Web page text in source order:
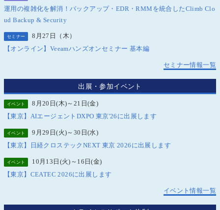
運用の複雑化を解消！バックアップ・EDR・RMMを統合したClimb Clo
ud Backup & Security
セミナー
8月27日（木）
【オンライン】Veeamハンズオンセミナー 基本編
セミナー情報一覧
出展・参加イベント
イベント
8月20日(木)～21日(金)
【東京】AIエージェントDXPO 東京'26に出展します
イベント
9月29日(火)～30日(水)
【東京】日経クロステックNEXT 東京 2026に出展します
イベント
10月13日(火)～16日(金)
【東京】CEATEC 2026に出展します
イベント情報一覧